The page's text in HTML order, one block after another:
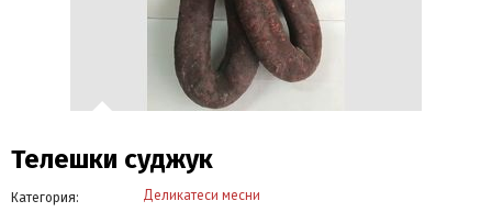
Телешки суджук
Категория: Деликатеси месни